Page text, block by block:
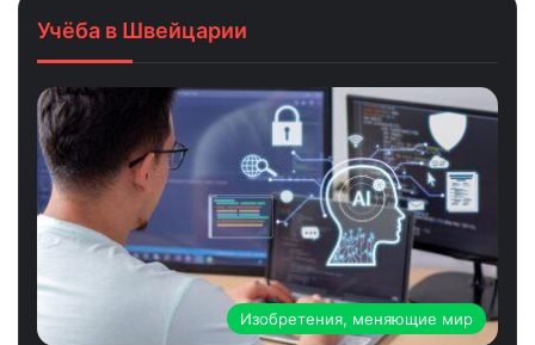
Учёба в Швейцарии
Изобретения, меняющие мир